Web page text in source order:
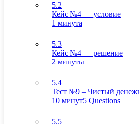
5.2
Кейс №4 — условие
1 минута
5.3
Кейс №4 — решение
2 минуты
5.4
Тест №9 – Чистый
10 минут5 Questions
5.5